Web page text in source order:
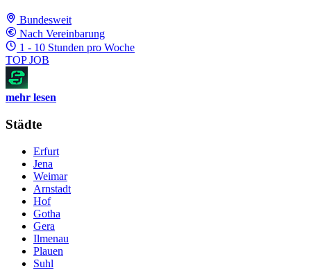
Bundesweit
Nach Vereinbarung
1 - 10 Stunden pro Woche
TOP JOB
mehr lesen
Städte
Erfurt
Jena
Weimar
Arnstadt
Hof
Gotha
Gera
Ilmenau
Plauen
Suhl